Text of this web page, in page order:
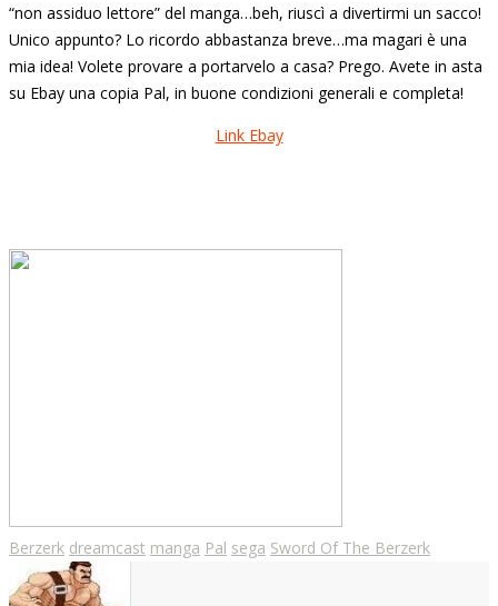
“non assiduo lettore” del manga…beh, riuscì a divertirmi un sacco!
Unico appunto? Lo ricordo abbastanza breve…ma magari è una
mia idea! Volete provare a portarvelo a casa? Prego. Avete in asta
su Ebay una copia Pal, in buone condizioni generali e completa!
Link Ebay
Berzerk dreamcast manga Pal sega Sword Of The Berzerk